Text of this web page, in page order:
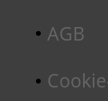
AGB